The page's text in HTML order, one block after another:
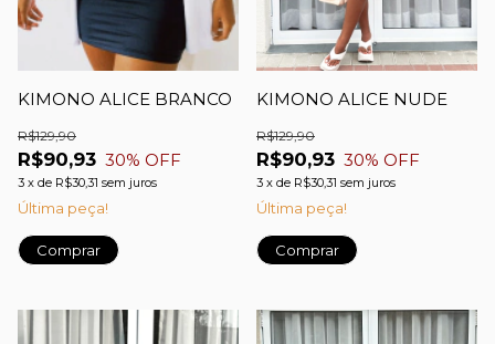
KIMONO ALICE BRANCO
R$90,93
R$129,90
30% OFF
3 x de R$30,31 sem juros
Última peça!
Comprar
KIMONO ALICE NUDE
R$90,93
R$129,90
30% OFF
3 x de R$30,31 sem juros
Última peça!
Comprar